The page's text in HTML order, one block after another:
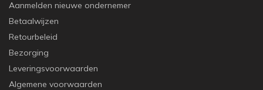
Aanmelden nieuwe ondernemer
Betaalwijzen
Retourbeleid
Bezorging
Leveringsvoorwaarden
Algemene voorwaarden